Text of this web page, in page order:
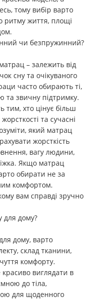
тому вибір варто
ритму життя, площі
чи безпружинний?
– залежить від
сну та очікуваного
часто обирають ті,
та звичну підтримку.
тим, хто цінує більш
та сучасні
який матрац
жорсткість
вагу людини,
Якщо матрац
обирати не за
комфортом.
вам справді зручно
для дому?
дому, варто
склад тканини,
комфорту.
виглядати в
до тіла,
для щоденного